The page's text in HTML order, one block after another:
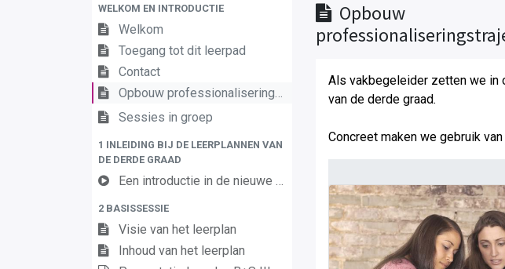
WELKOM EN INTRODUCTIE
Welkom
Toegang tot dit leerpad
Contact
Opbouw professionaliseringstraject
Sessies in groep
1 INLEIDING BIJ DE LEERPLANNEN VAN
DE DERDE GRAAD
Een introductie in de nieuwe leerplannen van de derde graad
2 BASISSESSIE
Visie van het leerplan
Inhoud van het leerplan
Opbouw
Als vakbegeleider zetten we in
van de derde graad.
Concreet maken we gebruik van